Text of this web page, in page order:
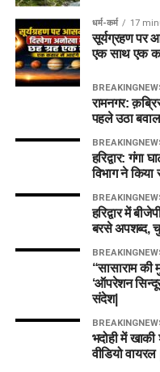
धर्म-कर्म 17
सूर्यग्रहण पर
एक साथ एक
रामनगर:
पहले उठा बवाल
हरिद्वार: गंगा
विभाग ने किया
हरिद्वार में
बरसे अपशब्द,
“सासाराम की
‘ऑपरेशन
संदेश|
भदोही में
वीडियो वायरल |